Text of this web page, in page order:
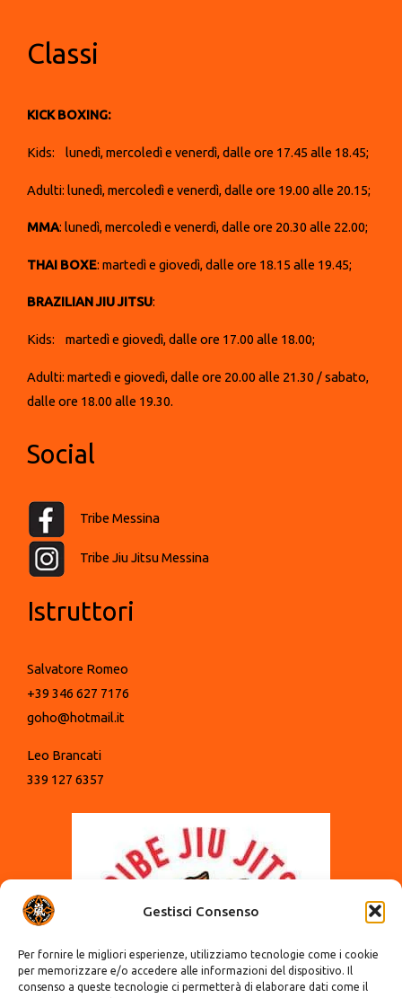
Gestisci Consenso
Per fornire le migliori esperienze, utilizziamo tecnologie come i cookie
per memorizzare e/o accedere alle informazioni del dispositivo. Il
consenso a queste tecnologie ci permetterà di elaborare dati come il
Classi
KICK BOXING:
Kids: lunedì, mercoledì e venerdì, dalle ore 17.45 alle 18.45;
Adulti: lunedì, mercoledì e venerdì, dalle ore 19.00 alle 20.15;
MMA: lunedì, mercoledì e venerdì, dalle ore 20.30 alle 22.00;
THAI BOXE: martedì e giovedì, dalle ore 18.15 alle 19.45;
BRAZILIAN JIU JITSU:
Kids: martedì e giovedì, dalle ore 17.00 alle 18.00;
Adulti: martedì e giovedì, dalle ore 20.00 alle 21.30 / sabato,
dalle ore 18.00 alle 19.30.
Social
Tribe Messina
Tribe Jiu Jitsu Messina
Istruttori
Salvatore Romeo
+39 346 627 7176
goho@hotmail.it
Leo Brancati
339 127 6357